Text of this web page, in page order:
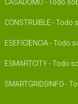
CASADOMO - Todo
CONSTRUIBLE -
ESEFICIENCIA - Todo
ESMARTCITY - Todo
SMARTGRIDSINFO -